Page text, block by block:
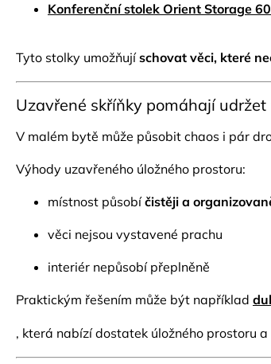
Konferenční stolek Orient Storage
Tyto stolky umožňujíschovat věci, které
Uzavřené skříňky pomáhají udržet
V malém bytě může působit chaos i pár
Výhody uzavřeného úložného prostoru:
místnost působíčistěji a
věci nejsou vystavené prachu
interiér nepůsobí přeplněně
Praktickým řešením může být například
, která nabízí dostatek úložného prostoru